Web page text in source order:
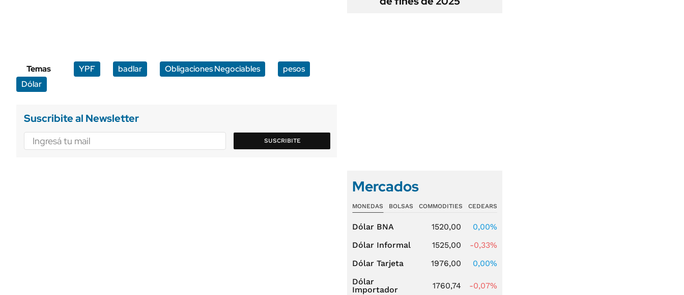
Temas YPF badlar Obligaciones Negociables
pesos
Dólar
Suscribite al Newsletter
SUSCRIBITE
Mercados
MONEDAS BOLSAS COMMODITIES CEDEARS
Dólar BNA 1520,00
0,00%
Dólar Informal
1525,00
-0,33%
Dólar Tarjeta
1976,00
0,00%
Dólar
Importador
1760,74 -0,07%